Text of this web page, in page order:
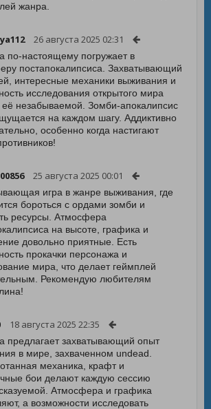
жанра.
26 августа 2025 02:31
по-настоящему погружает в
постапокалипсиса. Захватывающий
интересные механики выживания и
исследования открытого мира
незабываемой. Зомби-апокалипсис
на каждом шагу. Аддиктивно
особенно когда настигают
25 августа 2025 00:01
игра в жанре выживания, где
бороться с ордами зомби и
ресурсы. Атмосфера
на высоте, графика и
довольно приятные. Есть
прокачки персонажа и
мира, что делает геймплей
Рекомендую любителям
18 августа 2025 22:35
предлагает захватывающий опыт
в мире, захваченном undead.
механика, крафт и
бои делают каждую сессию
Атмосфера и графика
а возможности исследовать